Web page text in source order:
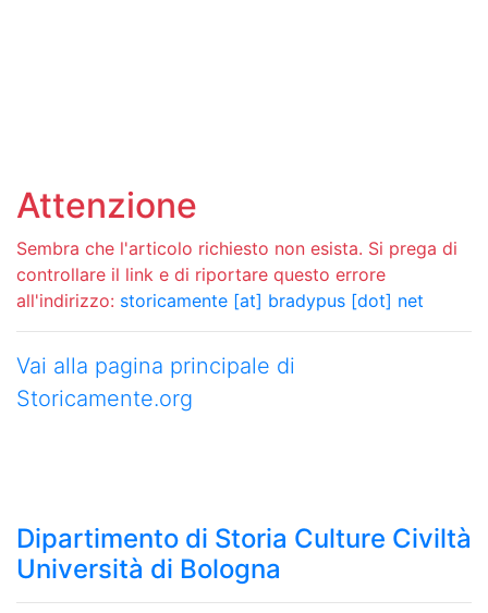
Attenzione
Sembra che l'articolo richiesto non esista. Si prega di
controllare il link e di riportare questo errore
all'indirizzo: storicamente [at] bradypus [dot] net
Vai alla pagina principale di
Storicamente.org
Dipartimento di Storia Culture Civiltà
Università di Bologna